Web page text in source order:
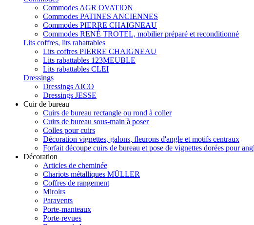
Commodes AGR OVATION
Commodes PATINES ANCIENNES
Commodes PIERRE CHAIGNEAU
Commodes RENÉ TROTEL, mobilier préparé et reconditionné
Lits coffres, lits rabattables
Lits coffres PIERRE CHAIGNEAU
Lits rabattables 123MEUBLE
Lits rabattables CLEI
Dressings
Dressings AICO
Dressings JESSE
Cuir de bureau
Cuirs de bureau rectangle ou rond à coller
Cuirs de bureau sous-main à poser
Colles pour cuirs
Décoration vignettes, galons, fleurons d'angle et motifs centraux
Forfait découpe cuirs de bureau et pose de vignettes dorées pour
Décoration
Articles de cheminée
Chariots métalliques MÜLLER
Coffres de rangement
Miroirs
Paravents
Porte-manteaux
Porte-revues